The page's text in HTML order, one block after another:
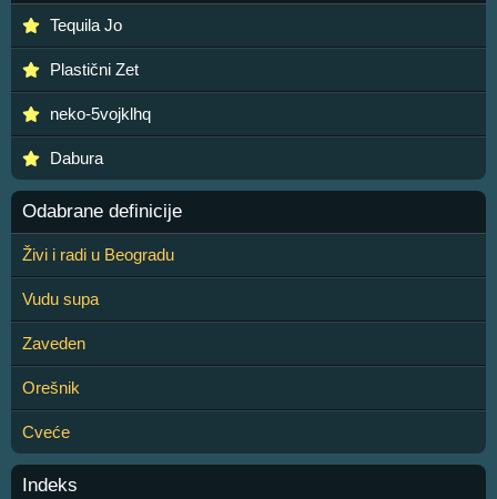
Tequila Jo
Plastični Zet
neko-5vojklhq
Dabura
Odabrane definicije
Živi i radi u Beogradu
Vudu supa
Zaveden
Orešnik
Cveće
Indeks